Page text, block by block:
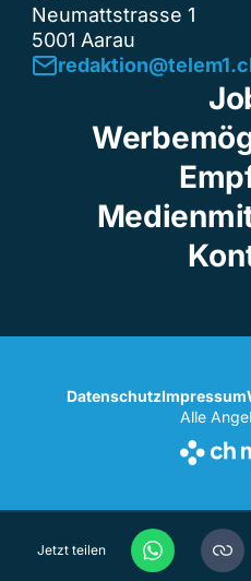
Jetzt teilen
Neumattstrasse 1
5001 Aarau
DatenschutzImpressum
Alle